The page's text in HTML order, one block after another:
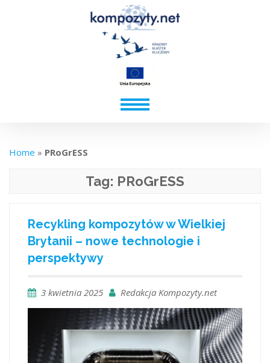
Home » PRoGrESS
Tag: PRoGrESS
Recykling kompozytów w Wielkiej
Brytanii – nowe technologie i
perspektywy
3 kwietnia 2025 Redakcja Kompozyty.net